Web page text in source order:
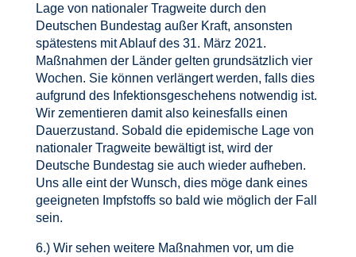
Lage von nationaler Tragweite durch den
Deutschen Bundestag außer Kraft, ansonsten
spätestens mit Ablauf des 31. März 2021.
Maßnahmen der Länder gelten grundsätzlich vier
Wochen. Sie können verlängert werden, falls dies
aufgrund des Infektionsgeschehens notwendig ist.
Wir zementieren damit also keinesfalls einen
Dauerzustand. Sobald die epidemische Lage von
nationaler Tragweite bewältigt ist, wird der
Deutsche Bundestag sie auch wieder aufheben.
Uns alle eint der Wunsch, dies möge dank eines
geeigneten Impfstoffs so bald wie möglich der Fall
sein.
6.) Wir sehen weitere Maßnahmen vor, um die